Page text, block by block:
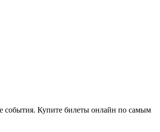
события. Купите билеты онлайн по самым